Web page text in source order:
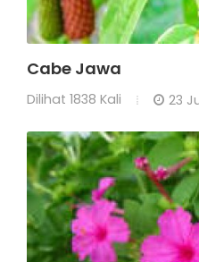
Cabe Jawa
Dilihat 1838 Kali 23